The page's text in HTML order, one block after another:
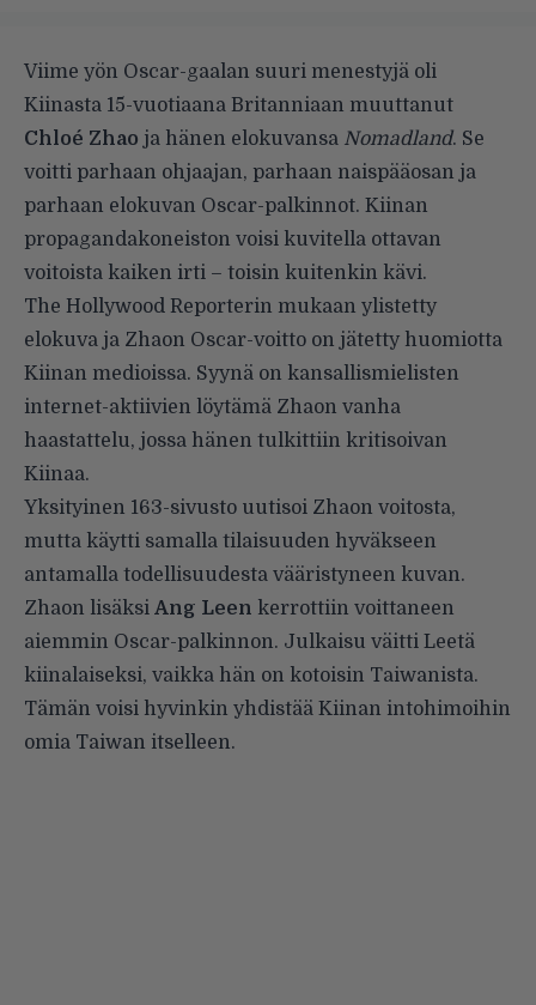
Viime yön Oscar-gaalan suuri menestyjä oli
Kiinasta 15-vuotiaana Britanniaan muuttanut
Chloé Zhao ja hänen elokuvansa Nomadland. Se
voitti parhaan ohjaajan, parhaan naispääosan ja
parhaan elokuvan Oscar-palkinnot. Kiinan
propagandakoneiston voisi kuvitella ottavan
voitoista kaiken irti – toisin kuitenkin kävi.
The Hollywood Reporterin mukaan ylistetty
elokuva ja Zhaon Oscar-voitto on jätetty huomiotta
Kiinan medioissa. Syynä on kansallismielisten
internet-aktiivien löytämä Zhaon vanha
haastattelu, jossa hänen tulkittiin kritisoivan
Kiinaa.
Yksityinen 163-sivusto uutisoi Zhaon voitosta,
mutta käytti samalla tilaisuuden hyväkseen
antamalla todellisuudesta vääristyneen kuvan.
Zhaon lisäksi Ang Leen kerrottiin voittaneen
aiemmin Oscar-palkinnon. Julkaisu väitti Leetä
kiinalaiseksi, vaikka hän on kotoisin Taiwanista.
Tämän voisi hyvinkin yhdistää Kiinan intohimoihin
omia Taiwan itselleen.